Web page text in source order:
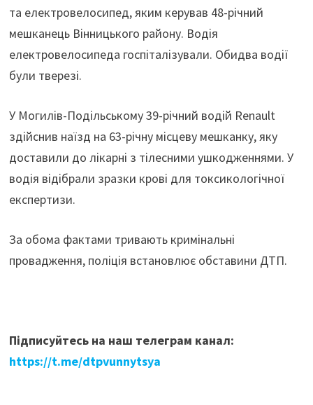
та електровелосипед, яким керував 48-річний
мешканець Вінницького району. Водія
електровелосипеда госпіталізували. Обидва водії
були тверезі.
У Могилів-Подільському 39-річний водій Renault
здійснив наїзд на 63-річну місцеву мешканку, яку
доставили до лікарні з тілесними ушкодженнями. У
водія відібрали зразки крові для токсикологічної
експертизи.
За обома фактами тривають кримінальні
провадження, поліція встановлює обставини ДТП.
Підписуйтесь на наш телеграм канал:
https://t.me/dtpvunnytsya